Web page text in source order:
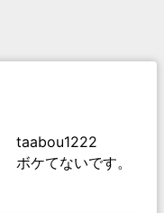
taabou1222
ボケてないです。